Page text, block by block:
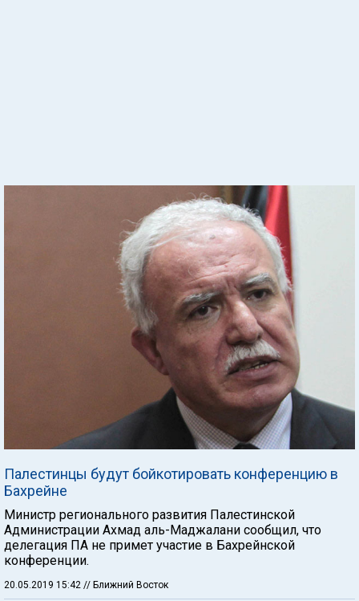
Палестинцы будут бойкотировать конференцию в
Бахрейне
Министр регионального развития Палестинской
Администрации Ахмад аль-Маджалани сообщил, что
делегация ПА не примет участие в Бахрейнской
конференции.
20.05.2019 15:42 // Ближний Восток